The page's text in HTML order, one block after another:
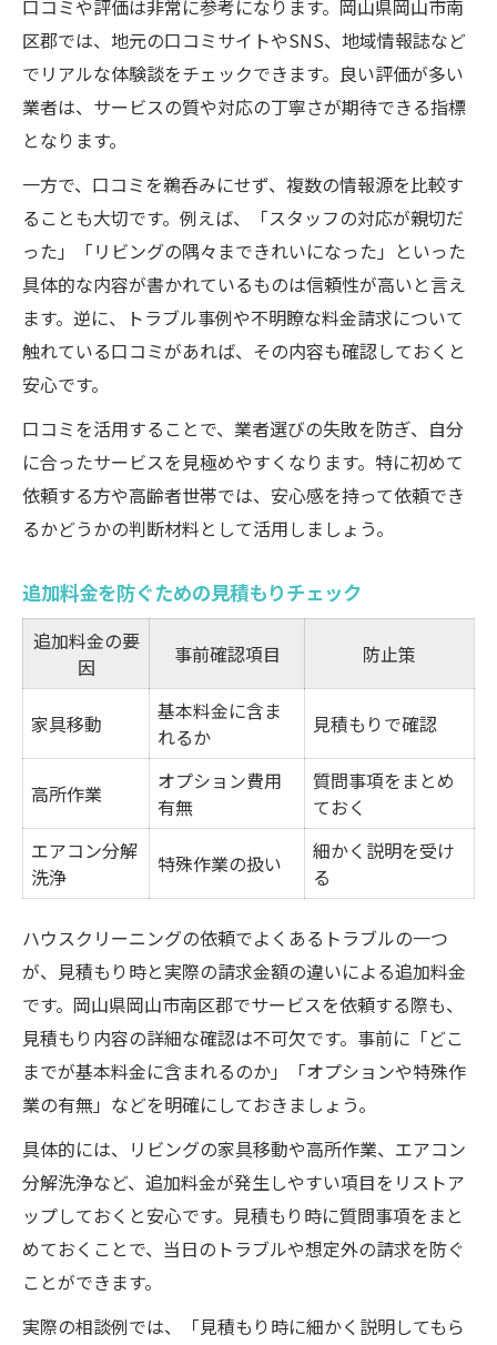
口コミや評価は非常に参考になります。岡山県岡山市南
区郡では、地元の口コミサイトやSNS、地域情報誌など
でリアルな体験談をチェックできます。良い評価が多い
業者は、サービスの質や対応の丁寧さが期待できる指標
となります。
一方で、口コミを鵜呑みにせず、複数の情報源を比較す
ることも大切です。例えば、「スタッフの対応が親切だ
った」「リビングの隅々まできれいになった」といった
具体的な内容が書かれているものは信頼性が高いと言え
ます。逆に、トラブル事例や不明瞭な料金請求について
触れている口コミがあれば、その内容も確認しておくと
安心です。
口コミを活用することで、業者選びの失敗を防ぎ、自分
に合ったサービスを見極めやすくなります。特に初めて
依頼する方や高齢者世帯では、安心感を持って依頼でき
るかどうかの判断材料として活用しましょう。
追加料金を防ぐための見積もりチェック
追加料金の要
因
事前確認項目 防止策
家具移動
基本料金に含ま
れるか
見積もりで確認
高所作業
オプション費用
有無
質問事項をまとめ
ておく
エアコン分解
洗浄
特殊作業の扱い
細かく説明を受け
る
ハウスクリーニングの依頼でよくあるトラブルの一つ
が、見積もり時と実際の請求金額の違いによる追加料金
です。岡山県岡山市南区郡でサービスを依頼する際も、
見積もり内容の詳細な確認は不可欠です。事前に「どこ
までが基本料金に含まれるのか」「オプションや特殊作
業の有無」などを明確にしておきましょう。
具体的には、リビングの家具移動や高所作業、エアコン
分解洗浄など、追加料金が発生しやすい項目をリストア
ップしておくと安心です。見積もり時に質問事項をまと
めておくことで、当日のトラブルや想定外の請求を防ぐ
ことができます。
実際の相談例では、「見積もり時に細かく説明してもら